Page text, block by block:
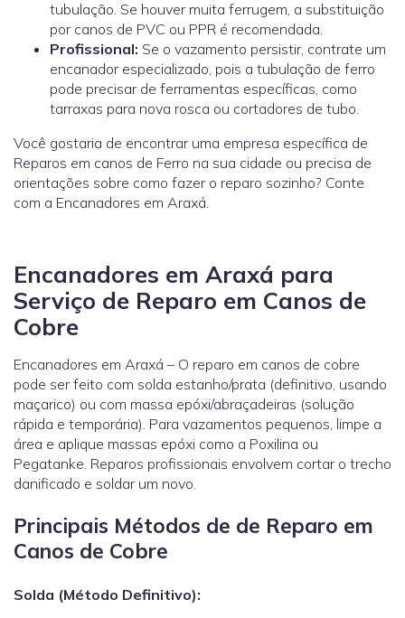
tubulação. Se houver muita ferrugem, a substituição
por canos de PVC ou PPR é recomendada.
Profissional: Se o vazamento persistir, contrate um
encanador especializado, pois a tubulação de ferro
pode precisar de ferramentas específicas, como
tarraxas para nova rosca ou cortadores de tubo.
Você gostaria de encontrar uma empresa específica de
Reparos em canos de Ferro na sua cidade ou precisa de
orientações sobre como fazer o reparo sozinho? Conte
com a Encanadores em Araxá.
Encanadores em Araxá para
Serviço de Reparo em Canos de
Cobre
Encanadores em Araxá – O reparo em canos de cobre
pode ser feito com solda estanho/prata (definitivo, usando
maçarico) ou com massa epóxi/abraçadeiras (solução
rápida e temporária). Para vazamentos pequenos, limpe a
área e aplique massas epóxi como a Poxilina ou
Pegatanke. Reparos profissionais envolvem cortar o trecho
danificado e soldar um novo.
Principais Métodos de de Reparo em
Canos de Cobre
Solda (Método Definitivo):